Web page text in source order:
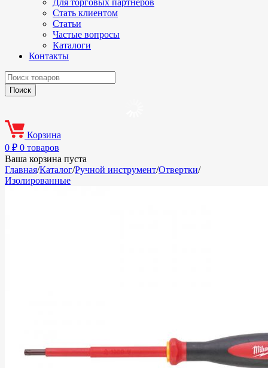
Для торговых партнёров
Стать клиентом
Статьи
Частые вопросы
Каталоги
Контакты
Корзина
0 ₽ 0 товаров
Ваша корзина пуста
Главная/Каталог/Ручной инструмент/Отвертки/
Изолированные